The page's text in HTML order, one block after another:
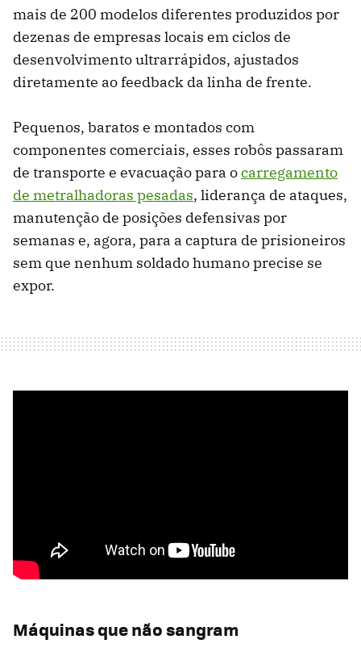
mais de 200 modelos diferentes produzidos por
dezenas de empresas locais em ciclos de
desenvolvimento ultrarrápidos, ajustados
diretamente ao feedback da linha de frente.
Pequenos, baratos e montados com
componentes comerciais, esses robôs passaram
de transporte e evacuação para ocarregamento
de metralhadoras pesadas, liderança de ataques,
manutenção de posições defensivas por
semanas e, agora, para a captura de prisioneiros
sem que nenhum soldado humano precise se
expor.
Máquinas que não sangram